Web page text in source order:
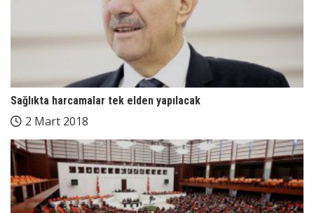
Sağlıkta harcamalar tek elden yapılacak
2 Mart 2018